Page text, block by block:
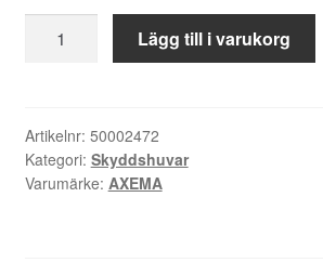
Väderskydd
mängd
Lägg till i varukorg
Artikelnr: 50002472
Kategori: Skyddshuvar
Varumärke: AXEMA